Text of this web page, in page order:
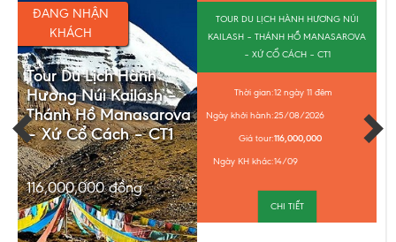
ĐANG NHẬN
KHÁCH
Tour Du Lịch Hành
Hương Núi Kailash –
Thánh Hồ Manasarova
– Xứ Cổ Cách – CT1
116,000,000đồng
TOUR DU LỊCH HÀNH HƯƠNG NÚI
KAILASH – THÁNH HỒ MANASAROVA
– XỨ CỔ CÁCH – CT1
Thời gian:12 ngày 11 đêm
Ngày khởi hành:25/08/2026
Giá tour:116,000,000
Ngày KH khác:14/09
CHI TIẾT